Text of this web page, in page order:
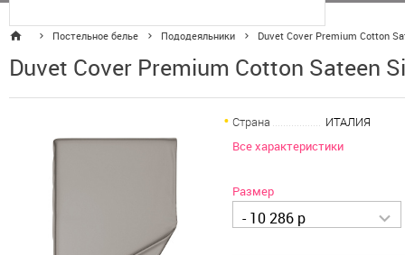
Постельное белье Пододеяльники Duvet Cover Premium Cotton
Duvet Cover Premium Cotton Sateen
Страна
ИТАЛИЯ
Все характеристики
Размер
- 10 286 р